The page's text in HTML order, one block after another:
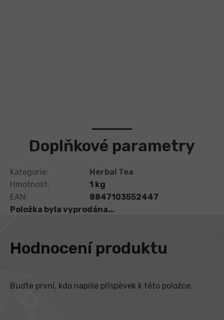
Doplňkové parametry
Kategorie:
Herbal Tea
Hmotnost:
1 kg
EAN:
8847103552447
Položka byla vyprodána…
Hodnocení produktu
Buďte první, kdo napíše příspěvek k této položce.